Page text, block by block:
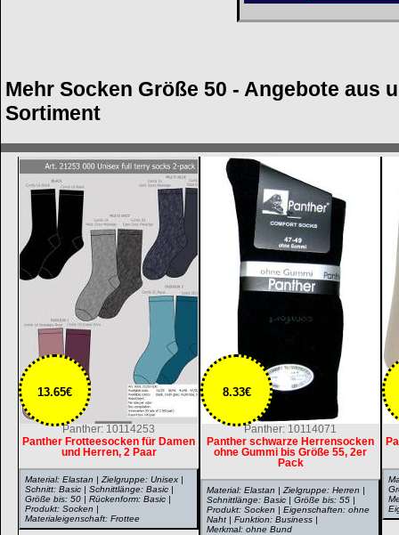
Mehr Socken Größe 50 - Angebote aus
Sortiment
Panther: 10114071
8.33€
Panther schwarze Herrensocken
ohne Gummi bis Größe 55, 2er
Pack
Material: Elastan | Zielgruppe: Herren |
Schnittlänge: Basic | Größe bis: 55 |
Produkt: Socken | Eigenschaften: ohne
Naht | Funktion: Business |
Merkmal: ohne Bund
Panther: 10114253
13.65€
Panther Frotteesocken für Damen
und Herren, 2 Paar
Material: Elastan | Zielgruppe: Unisex |
Schnitt: Basic | Schnittlänge: Basic |
Größe bis: 50 | Rückenform: Basic |
Produkt: Socken |
Materialeigenschaft: Frottee